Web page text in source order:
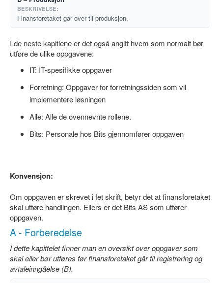
Finansforetaket går over til produksjon.
I de neste kapitlene er det også angitt hvem som normalt bør
utføre de ulike oppgavene:
IT: IT-spesifikke oppgaver
Forretning: Oppgaver for forretningssiden som vil
implementere løsningen
Alle: Alle de ovennevnte rollene.
Bits: Personale hos Bits gjennomfører oppgaven
Konvensjon:
Om oppgaven er skrevet i fet skrift, betyr det at finansforetaket
skal utføre handlingen. Ellers er det Bits AS som utfører
oppgaven.
A - Forberedelse
I dette kapittelet finner man en oversikt over oppgaver som
skal eller bør utføres før finansforetaket går til registrering og
avtaleinngåelse (B).